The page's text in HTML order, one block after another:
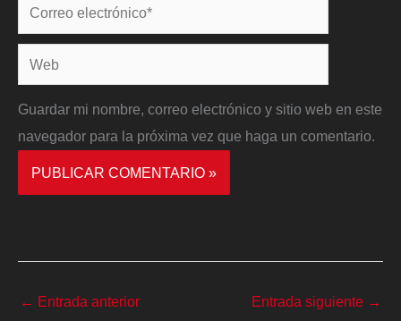
Correo
electrónico*
Web
Guardar mi nombre, correo electrónico y sitio web en este
navegador para la próxima vez que haga un comentario.
← Entrada anterior Entrada siguiente →